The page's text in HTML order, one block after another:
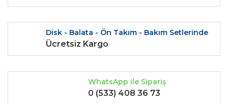
Disk - Balata - Ön Takım - Bakım Setlerinde
Ücretsiz Kargo
WhatsApp ile Sipariş
0 (533) 408 36 73